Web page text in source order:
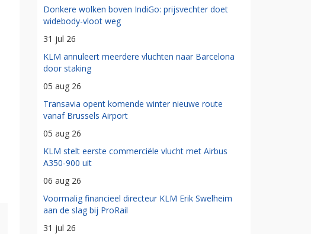
Donkere wolken boven IndiGo: prijsvechter doet
widebody-vloot weg
31 jul 26
KLM annuleert meerdere vluchten naar Barcelona
door staking
05 aug 26
Transavia opent komende winter nieuwe route
vanaf Brussels Airport
05 aug 26
KLM stelt eerste commerciële vlucht met Airbus
A350-900 uit
06 aug 26
Voormalig financieel directeur KLM Erik Swelheim
aan de slag bij ProRail
31 jul 26